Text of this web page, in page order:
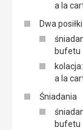
a la
Dwa posiłki
bufetu
a la
Śniadania
bufetu